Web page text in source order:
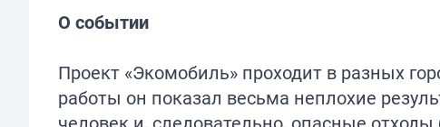
О событии
Проект «Экомобиль» проходит в разных
работы он показал весьма неплохие